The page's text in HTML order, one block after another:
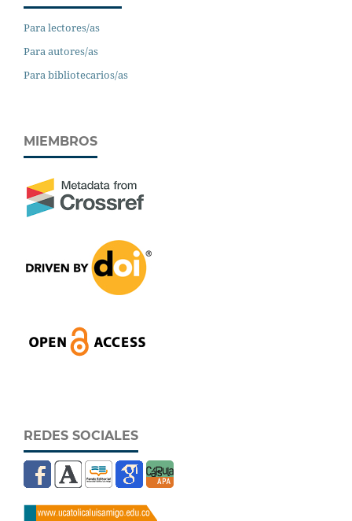
Para lectores/as
Para autores/as
Para bibliotecarios/as
MIEMBROS
REDES SOCIALES